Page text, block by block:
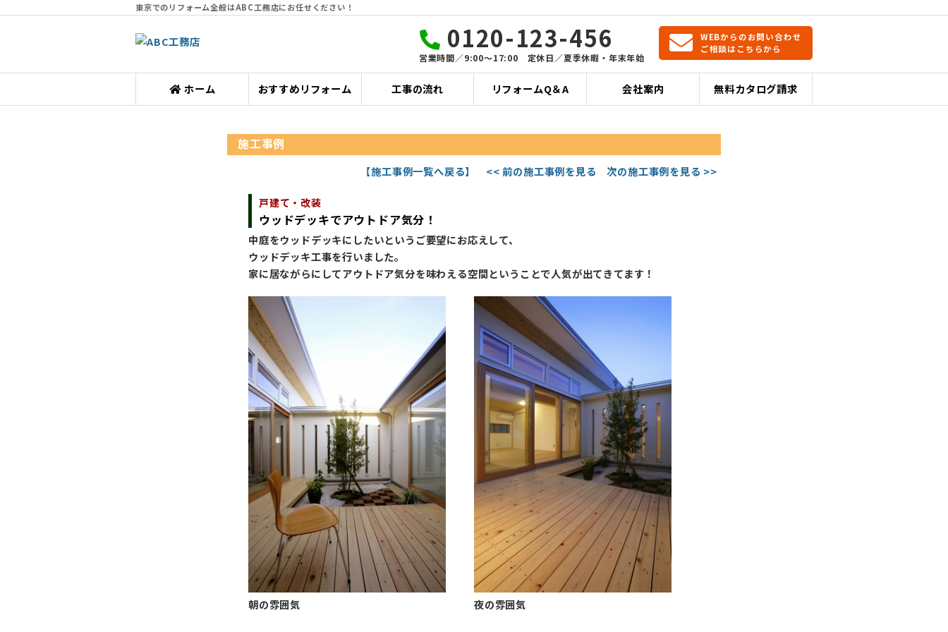
東京でのリフォーム全般はABC工務店にお任せください！
0120-123-456
営業時間／9:00〜17:00 定休日／夏季休暇・年末年始
WEBからのお問い合わせ
ご相談はこちらから
ホーム おすすめリフォーム 工事の流れ リフォームQ＆A 会社案内 無料カタログ請求
施工事例
【施工事例一覧へ戻る】 << 前の施工事例を見る 次の施工事例を見る >>
戸建て・改装
ウッドデッキでアウトドア気分！
中庭をウッドデッキにしたいというご要望にお応えして、
ウッドデッキ工事を行いました。
家に居ながらにしてアウトドア気分を味わえる空間ということで人気が出てきてます！
朝の雰囲気 夜の雰囲気